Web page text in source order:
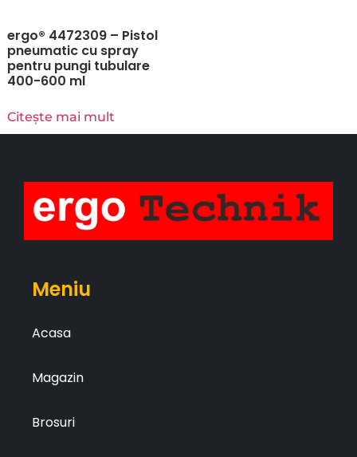
ergo® 4472309 – Pistol
pneumatic cu spray
pentru pungi tubulare
400-600 ml
Citește mai mult
Meniu
Acasa
Magazin
Brosuri